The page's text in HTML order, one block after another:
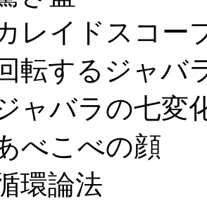
レイドスコー
転するジャバ
ャバラの七変
べこべの顔
環論法